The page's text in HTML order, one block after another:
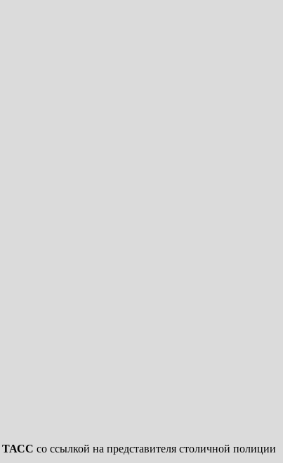
ТАСС со ссылкой на представителя столичной полиции